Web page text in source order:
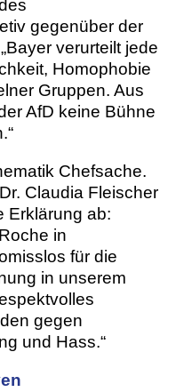
gegenüber der
verurteilt jede
Homophobie
Gruppen. Aus
AfD keine Bühne
Chefsache.
Claudia Fleischer
Erklärung ab:
in
für die
in unserem
gegen
und Hass.“